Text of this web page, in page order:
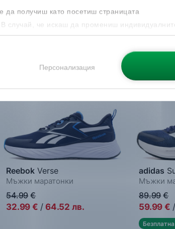
да получиш като посетиш страницата
. В случай, че искаш да промениш
за Персонализация.
Персонализация
Reebok Verse
Мъжки маратонки
54.99 €
32.99 € / 64.52 лв.
adidas
Мъжки
89.99 €
59.99 € /